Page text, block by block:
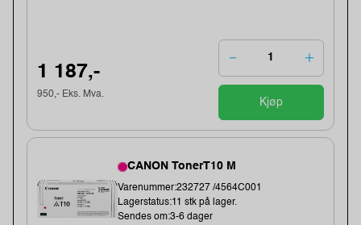
1 187,-
950,- Eks. Mva.
Kjøp
CANON TonerT10 M
Varenummer:232727 /4564C001
Lagerstatus:11 stk på lager.
Sendes om:3-6 dager